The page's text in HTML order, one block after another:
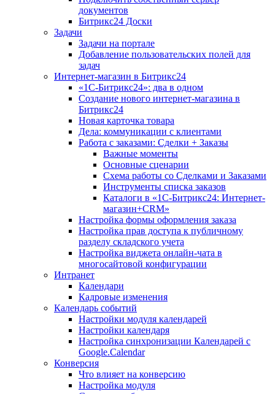
документов
Битрикс24 Доски
Задачи
Задачи на портале
Добавление пользовательских полей для
задач
Интернет-магазин в Битрикс24
«1С-Битрикс24»: два в одном
Создание нового интернет-магазина в
Битрикс24
Новая карточка товара
Дела: коммуникации с клиентами
Работа с заказами: Сделки + Заказы
Важные моменты
Основные сценарии
Схема работы со Сделками и Заказами
Инструменты списка заказов
Каталоги в «1С-Битрикс24: Интернет-
магазин+CRM»
Настройка формы оформления заказа
Настройка прав доступа к публичному
разделу складского учета
Настройка виджета онлайн-чата в
многосайтовой конфигурации
Интранет
Календари
Кадровые изменения
Календарь событий
Настройки модуля календарей
Настройки календаря
Настройка синхронизации Календарей с
Google.Calendar
Конверсия
Что влияет на конверсию
Настройка модуля